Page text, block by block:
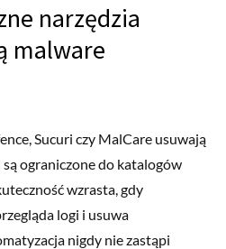
narzędzia
malware
Sucuri czy MalCare usuwają
ograniczone do katalogów
wzrasta, gdy
logi i usuwa
nigdy nie zastąpi